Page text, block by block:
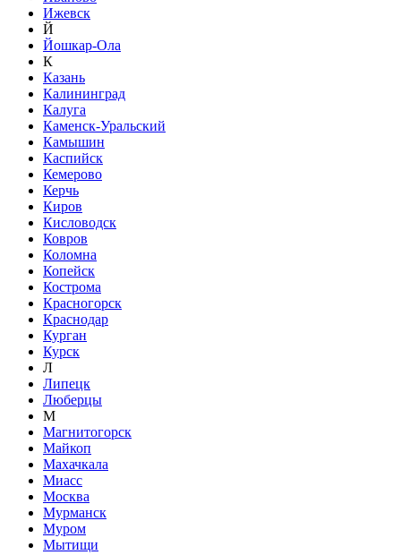
Ижевск
Й
Йошкар-Ола
К
Казань
Калининград
Калуга
Каменск-Уральский
Камышин
Каспийск
Кемерово
Керчь
Киров
Кисловодск
Ковров
Коломна
Копейск
Кострома
Красногорск
Краснодар
Курган
Курск
Л
Липецк
Люберцы
М
Магнитогорск
Майкоп
Махачкала
Миасс
Москва
Мурманск
Муром
Мытищи